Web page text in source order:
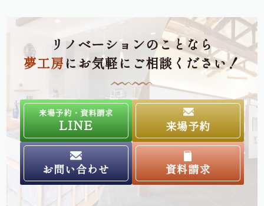
リノベーションのことなら
夢工房にお気軽にご相談ください！
来場予約・資料請求
LINE 来場予約
お問い合わせ 資料請求